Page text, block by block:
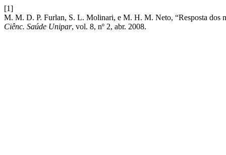
[1]
M. M. D. P. Furlan, S. L. Molinari, e M. H. M. Neto, “Resposta dos
Ciênc. Saúde Unipar, vol. 8, nº 2, abr. 2008.